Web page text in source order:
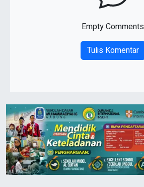
Empty Comments
Tulis Komentar